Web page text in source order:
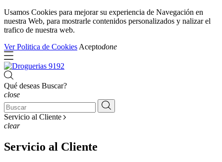
Usamos Cookies para mejorar su experiencia de Navegación en
nuestra Web, para mostrarle contenidos personalizados y nalizar el
trafico de nuestra web.
Ver Politica de Cookies Aceptodone
Qué deseas Buscar?
close
Servicio al Cliente
clear
Servicio al Cliente